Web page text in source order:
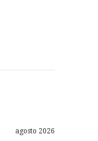
agosto 2026